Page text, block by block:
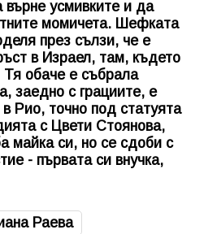
усмивките и да
момичета. Шефката
през сълзи, че е
в Израел, там, където
Тя обаче е събрала
заедно с грациите, е
Рио, точно под статуята
с Цвети Стоянова,
майка си, но се сдоби с
- първата си внучка,
Раева